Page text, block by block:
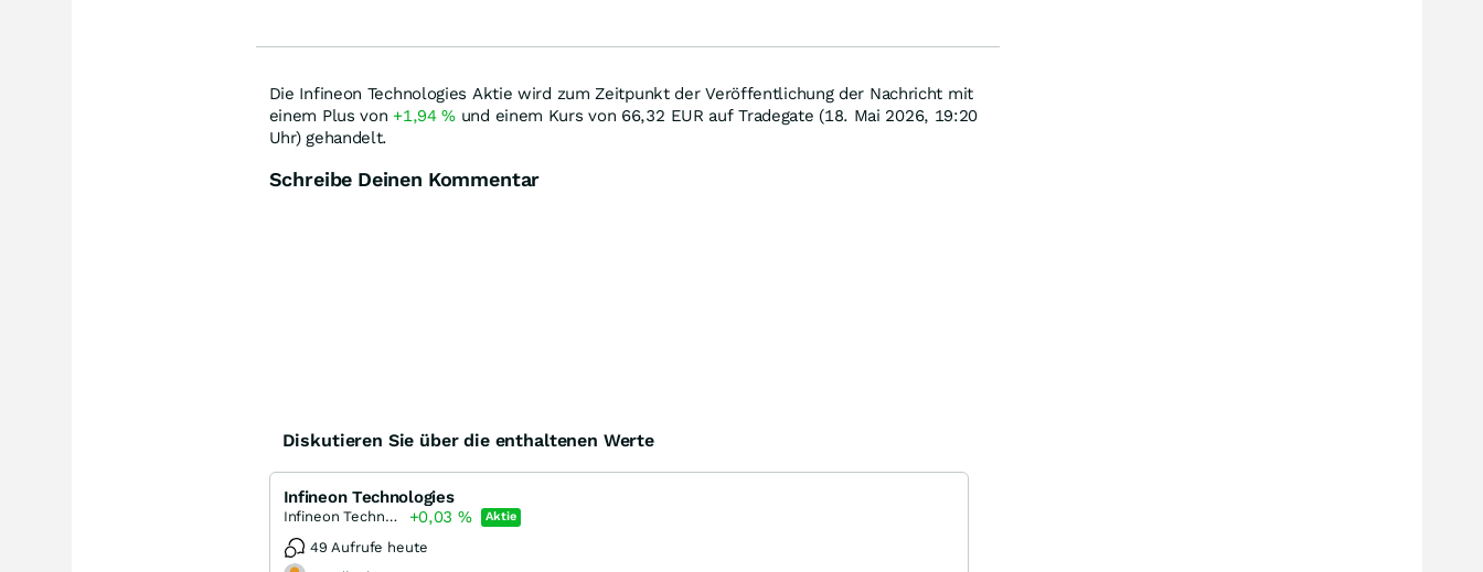
Die Infineon Technologies Aktie wird zum Zeitpunkt der Veröffentlichung der Nachricht mit
einem Plus von +1,94% und einem Kurs von 66,32 EUR auf Tradegate (18. Mai 2026, 19:20
Uhr) gehandelt.
Schreibe Deinen Kommentar
Diskutieren Sie über die enthaltenen Werte
Infineon Technologies
Infineon Technologies +0,03 % Aktie
49 Aufrufe heute